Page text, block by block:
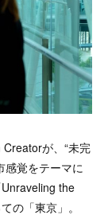
が、“未完
感覚をテーマに
the
の「東京」。